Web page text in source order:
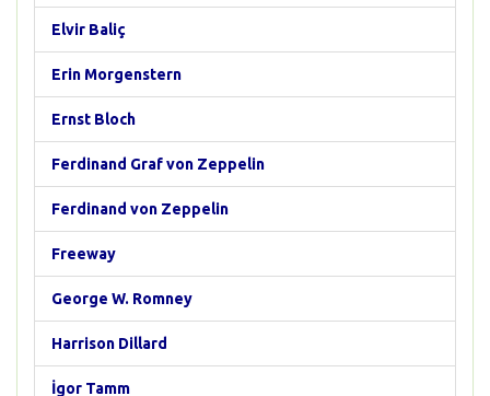
Elvir Baliç
Erin Morgenstern
Ernst Bloch
Ferdinand Graf von Zeppelin
Ferdinand von Zeppelin
Freeway
George W. Romney
Harrison Dillard
İgor Tamm